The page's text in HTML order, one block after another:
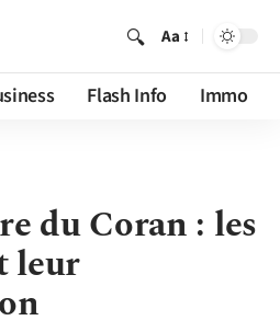
Aa
Flash Info Immo
du Coran : les
leur